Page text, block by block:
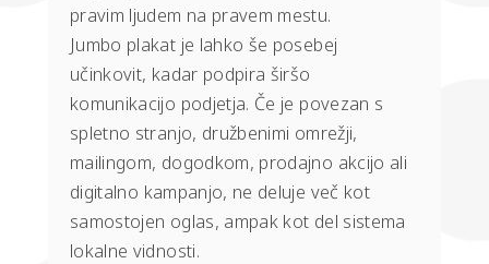
pravim ljudem na pravem mestu.
Jumbo plakat je lahko še posebej
učinkovit, kadar podpira širšo
komunikacijo podjetja. Če je povezan s
spletno stranjo, družbenimi omrežji,
mailingom, dogodkom, prodajno akcijo ali
digitalno kampanjo, ne deluje več kot
samostojen oglas, ampak kot del sistema
lokalne vidnosti.